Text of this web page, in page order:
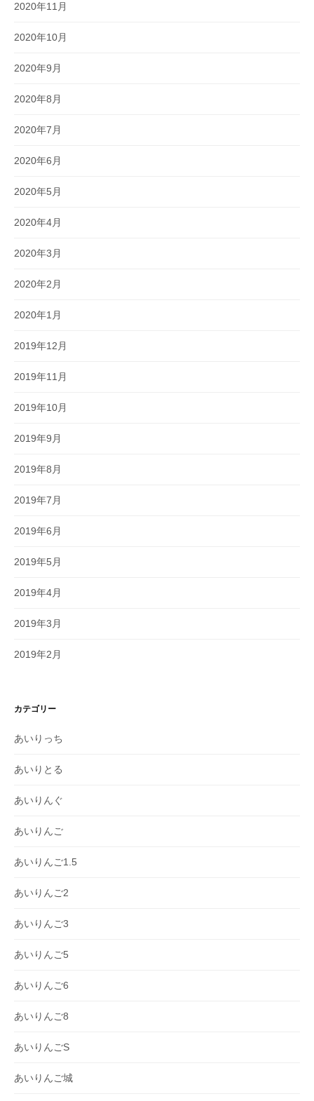
2020年11月
2020年10月
2020年9月
2020年8月
2020年7月
2020年6月
2020年5月
2020年4月
2020年3月
2020年2月
2020年1月
2019年12月
2019年11月
2019年10月
2019年9月
2019年8月
2019年7月
2019年6月
2019年5月
2019年4月
2019年3月
2019年2月
カテゴリー
あいりっち
あいりとる
あいりんぐ
あいりんご
あいりんご1.5
あいりんご2
あいりんご3
あいりんご5
あいりんご6
あいりんご8
あいりんごS
あいりんご城